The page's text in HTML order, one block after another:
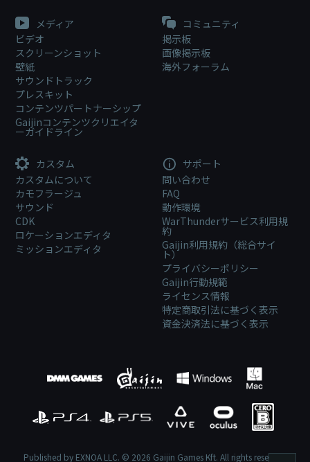
メディア
ビデオ
スクリーンショット
壁紙
サウンドトラック
プレスキット
コンテンツパートナーシップ
Gaijinコンテンツクリエイタ
ーガイドライン
コミュニティ
掲示板
画像掲示板
海外フォーラム
カスタム
カスタムについて
カモフラージュ
サウンド
CDK
ロケーションエディタ
ミッションエディタ
サポート
問い合わせ
FAQ
動作環境
WarThunderサービス利用規
約
Gaijin利用規約（総合サイ
ト）
プライバシーポリシー
Gaijin行動規範
ライセンス情報
特定商取引法に基づく表示
資金決済法に基づく表示
Published by EXNOA LLC. © 2026 Gaijin Games Kft. All rights reserved.